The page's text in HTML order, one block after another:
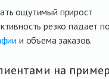
ощутимый прирост
резко падает
и объема заказов.
на